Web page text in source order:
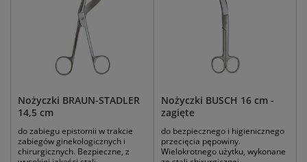
Nożyczki BRAUN-STADLER
14,5 cm
do zabiegu epistomii w trakcie
zabiegów ginekologicznych i
chirurgicznych. Bezpieczne, z
Nożyczki BUSCH 16 cm -
zagięte
do bezpiecznego i higienicznego
przecięcia pępowiny.
Wielokrotnego użytku, wykonane